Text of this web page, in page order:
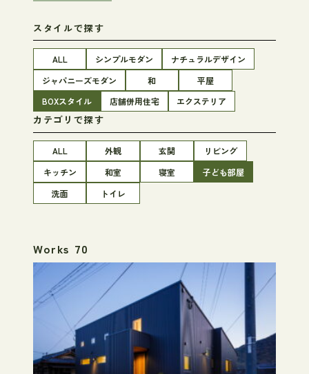
スタイルで探す
ALL シンプルモダン
ナチュラルデザイン
ジャパニーズモダン
和
平屋
BOXスタイル
店舗併用住宅 エクステリア
カテゴリで探す
ALL 外観 玄関
リビング
キッチン
和室 寝室
子ども部屋
洗面
トイレ
Works 70